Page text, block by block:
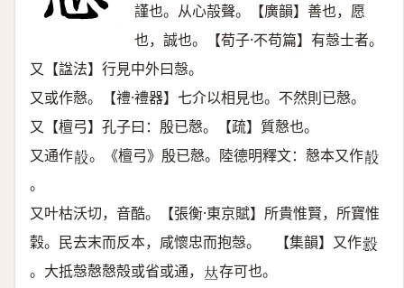
謹也。从心㱿聲。【廣韻】善也，愿
也，誠也。【荀子·不苟篇】有愨士者。
又【諡法】行見中外曰愨。
又或作慤。【禮·禮器】七介以相見也。不然則已慤。
又【檀弓】孔子曰：殷已慤。【疏】質慤也。
又通作𣪎 。《檀弓》殷已慤。陸德明釋文：慤本又作𣪎
。
又叶枯沃切，音酷。【張衡·東京賦】所貴惟賢，所寶惟
穀。民去末而反本，咸懷忠而抱愨。 【集韻】又作𢢢
。大抵愨慤慤殻或省或通， 𠀤存可也。